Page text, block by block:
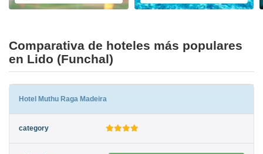
Comparativa de hoteles más populares
en Lido (Funchal)
Hotel Muthu Raga Madeira